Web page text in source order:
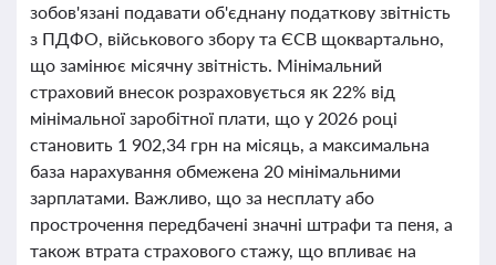
зобов'язані подавати об'єднану податкову звітність
з ПДФО, військового збору та ЄСВ щоквартально,
що замінює місячну звітність. Мінімальний
страховий внесок розраховується як 22% від
мінімальної заробітної плати, що у 2026 році
становить 1 902,34 грн на місяць, а максимальна
база нарахування обмежена 20 мінімальними
зарплатами. Важливо, що за несплату або
прострочення передбачені значні штрафи та пеня, а
також втрата страхового стажу, що впливає на